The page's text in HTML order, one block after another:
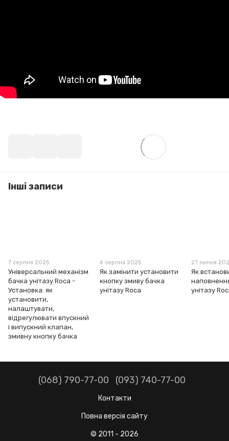
Інші записи
7 серпня 2025
Універсальний механізм
бачка унітазу Roca -
Установка: як
установити,
налаштувати,
відрегулювати впускний
і випускний клапан,
змивну кнопку бачка
4 серпня 2025
Як замінити установити
кнопку змиву бачка
унітазу Roca
27 липня
Як
унітазу
(068) 790-77-00 (093) 740-77-00
Контакти
Повна версія сайту
© 2011 - 2026